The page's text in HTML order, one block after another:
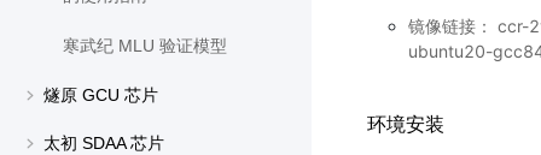
寒武纪 MLU 验证模型
燧原 GCU 芯片
太初 SDAA 芯片
镜像链接：
ubuntu20-
环境安装